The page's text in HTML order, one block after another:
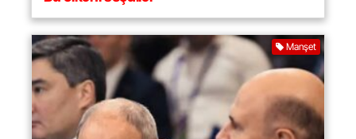
Manşet